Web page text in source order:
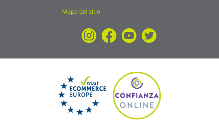
Mapa del sitio